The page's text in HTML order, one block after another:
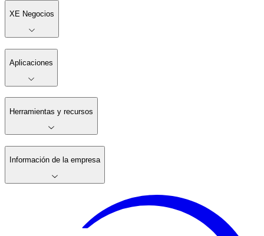
XE Negocios
Aplicaciones
Herramientas y recursos
Información de la empresa